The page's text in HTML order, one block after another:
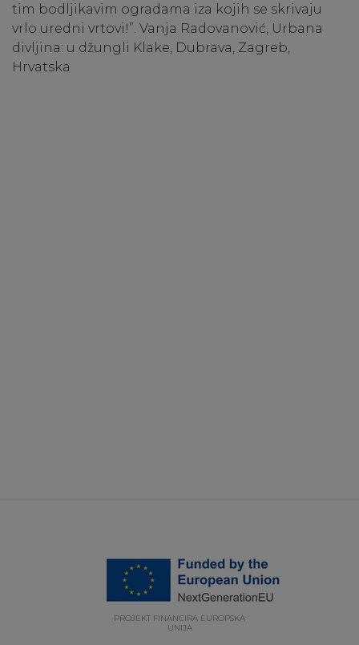
tim bodljikavim ogradama iza kojih se skrivaju
vrlo uredni vrtovi!”. Vanja Radovanović, Urbana
divljina: u džungli Klake, Dubrava, Zagreb,
Hrvatska
PROJEKT FINANCIRA EUROPSKA
UNIJA